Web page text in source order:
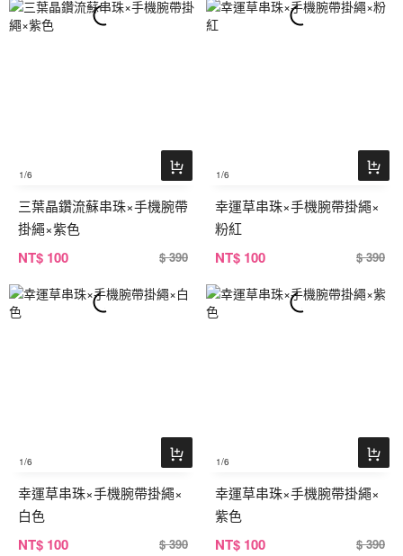
1/6
三葉晶鑽流蘇串珠×手機腕帶
掛繩×紫色
NT$ 100 $ 390
1/6
幸運草串珠×手機腕帶掛繩×
粉紅
NT$ 100 $ 390
1/6
幸運草串珠×手機腕帶掛繩×
白色
NT$ 100 $ 390
1/6
幸運草串珠×手機腕帶掛繩×
紫色
NT$ 100 $ 390